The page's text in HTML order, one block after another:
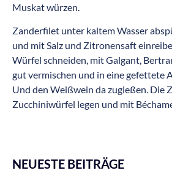
Muskat würzen.
Zanderfilet unter kaltem Wasser
und mit Salz und Zitronensaft
Würfel schneiden, mit Galgant,
gut vermischen und in eine gefettete
Und den Weißwein da zugießen. Die
Zucchiniwürfel legen und mit
NEUESTE BEITRÄGE